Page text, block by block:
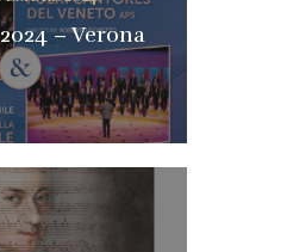
– Verona